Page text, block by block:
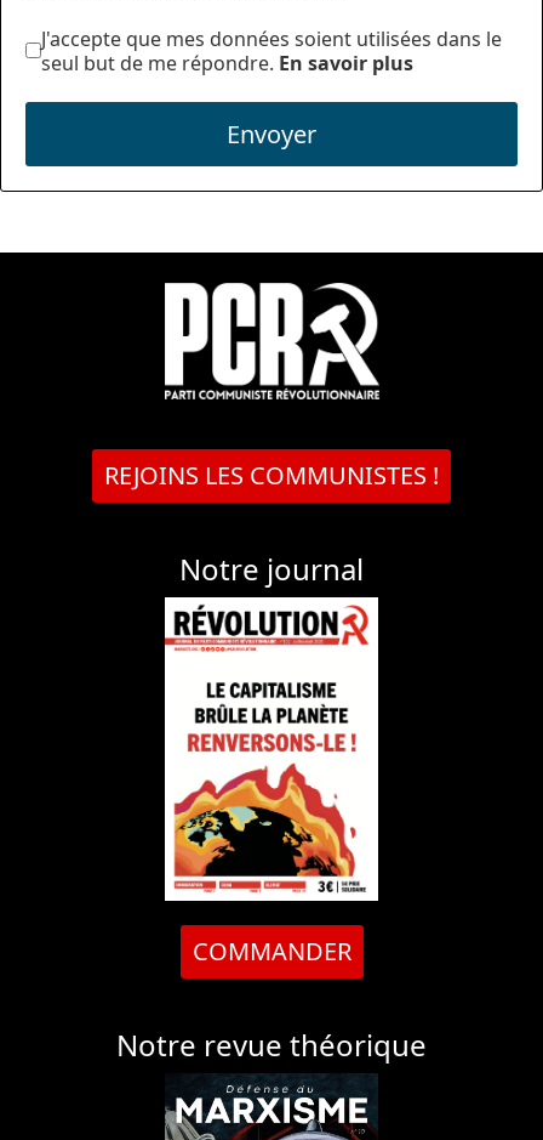
J'accepte que mes données soient utilisées dans le
seul but de me répondre. En savoir plus
Envoyer
REJOINS LES COMMUNISTES !
Notre journal
COMMANDER
Notre revue théorique